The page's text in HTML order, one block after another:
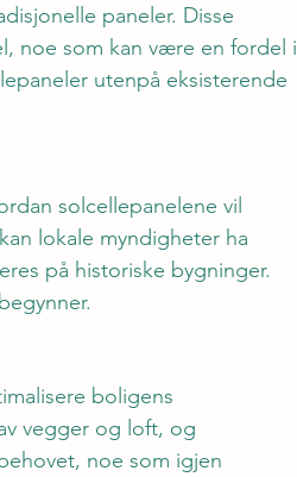
paneler. Disse
noe som kan være en fordel i
utenpå eksisterende
solcellepanelene vil
lokale myndigheter ha
på historiske bygninger.
boligens
vegger og loft, og
noe som igjen